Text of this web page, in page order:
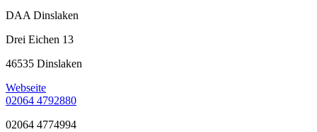
DAA Dinslaken
Drei Eichen 13
46535 Dinslaken
Webseite
02064 4792880
02064 4774994